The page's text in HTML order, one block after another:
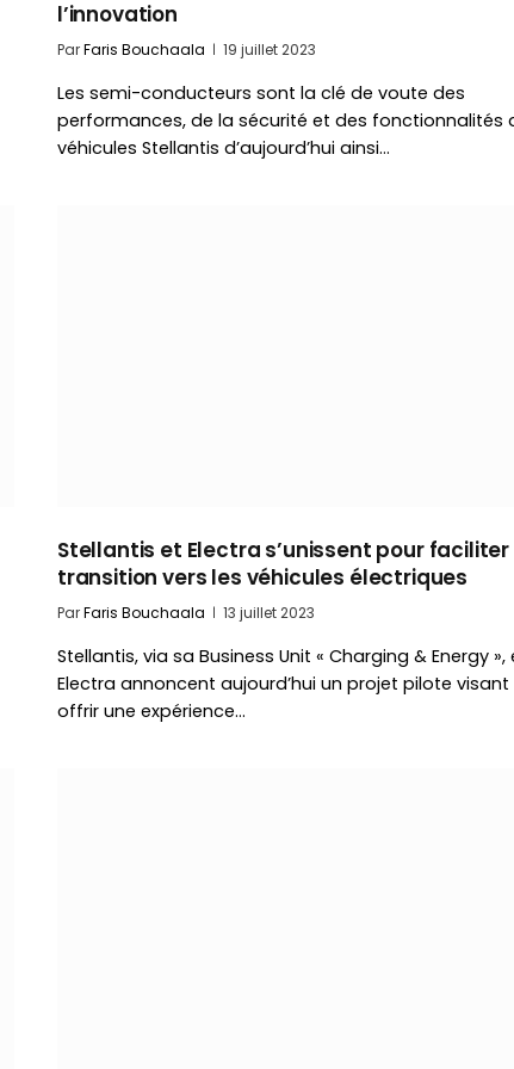
l’innovation
ParFaris Bouchaala 19 juillet 2023
Les semi-conducteurs sont la clé de voute des
performances, de la sécurité et des fonctionnalités
véhicules Stellantis d’aujourd’hui ainsi…
Stellantis et Electra s’unissent pour
transition vers les véhicules électriques
ParFaris Bouchaala 13 juillet 2023
Stellantis, via sa Business Unit « Charging & Energy »,
Electra annoncent aujourd’hui un projet pilote visant
offrir une expérience…